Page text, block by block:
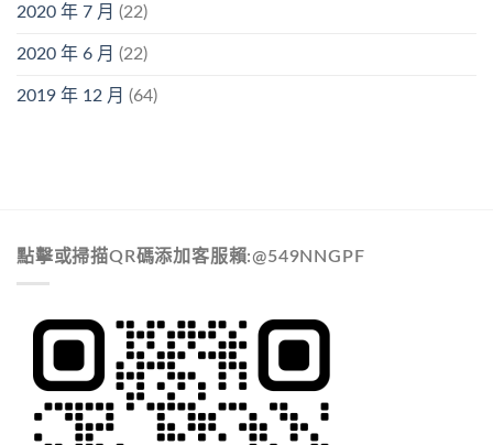
2020 年 7 月 (22)
2020 年 6 月 (22)
2019 年 12 月 (64)
點擊或掃描QR碼添加客服賴:@549NNGPF